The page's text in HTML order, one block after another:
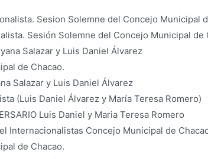
Sesión Solemne del Concejo Municipal de
de Chacao.
Salazar y Luis Daniel Álvarez
Luis Daniel y Maria Teresa Romero
de Chacao.